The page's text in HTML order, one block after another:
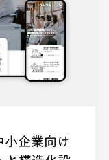
小企業向け